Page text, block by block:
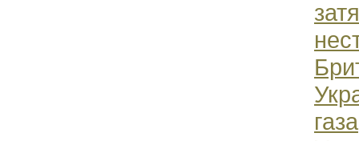
газа